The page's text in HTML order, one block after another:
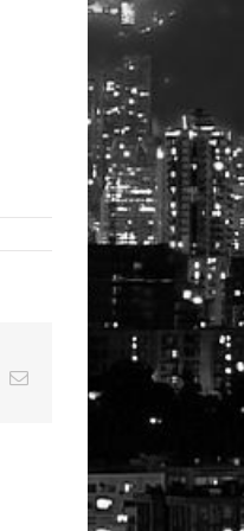
Email